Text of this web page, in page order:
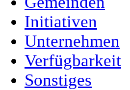
Initiativen
Unternehmen
Verfügbarkeit
Sonstiges